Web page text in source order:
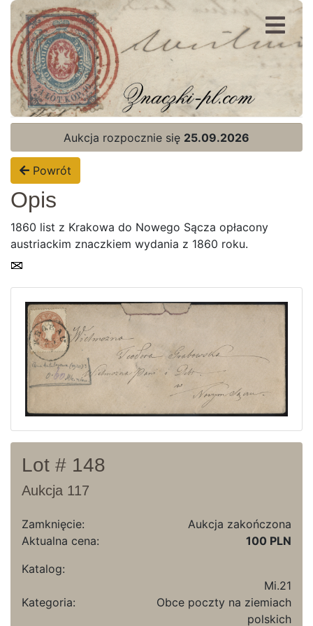
Rejestracja
Logowanie
Aktualna oferta
Ostatnie wyniki
Archiwum
Regulamin
Kontakt
Aukcja rozpocznie się 25.09.2026
Powrót
Opis
1860 list z Krakowa do Nowego Sącza opłacony
austriackim znaczkiem wydania z 1860 roku.
Lot # 148
Aukcja 117
Zamknięcie:
Aukcja zakończona
Aktualna cena:
100 PLN
Katalog:
Mi.21
Kategoria:
Obce poczty na ziemiach
polskich